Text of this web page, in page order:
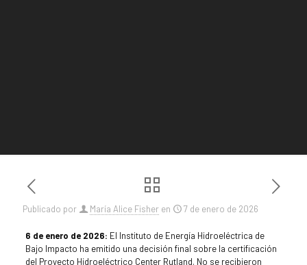
Publicado por María Alice Fisher en 7 de enero de 2026
6 de enero de 2026: El Instituto de Energía Hidroeléctrica de
Bajo Impacto ha emitido una decisión final sobre la certificación
del Proyecto Hidroeléctrico Center Rutland. No se recibieron